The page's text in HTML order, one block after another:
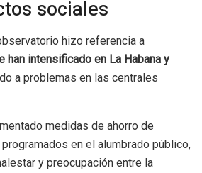
sociales
hizo referencia a
han intensificado en La Habana y
a problemas en las centrales
medidas de ahorro de
en el alumbrado público,
y preocupación entre la